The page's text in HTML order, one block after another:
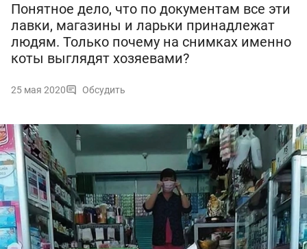
Понятное дело, что по документам все эти
лавки, магазины и ларьки принадлежат
людям. Только почему на снимках именно
коты выглядят хозяевами?
25 мая 2020 Обсудить